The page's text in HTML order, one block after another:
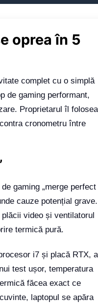
oprea în 5
complet cu o simplă
de gaming performant,
Proprietarul îl folosea
cronometru între
gaming „merge perfect
cauze potențial grave.
video și ventilatorul
termică pură.
i7 și placă RTX, a
test ușor, temperatura
făcea exact ce
laptopul se apăra